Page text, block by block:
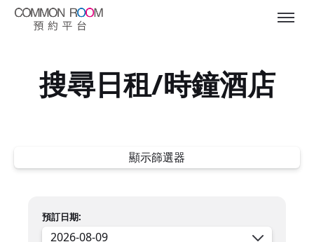
搜尋日租/時鐘酒店
顯示篩選器
預訂日期: